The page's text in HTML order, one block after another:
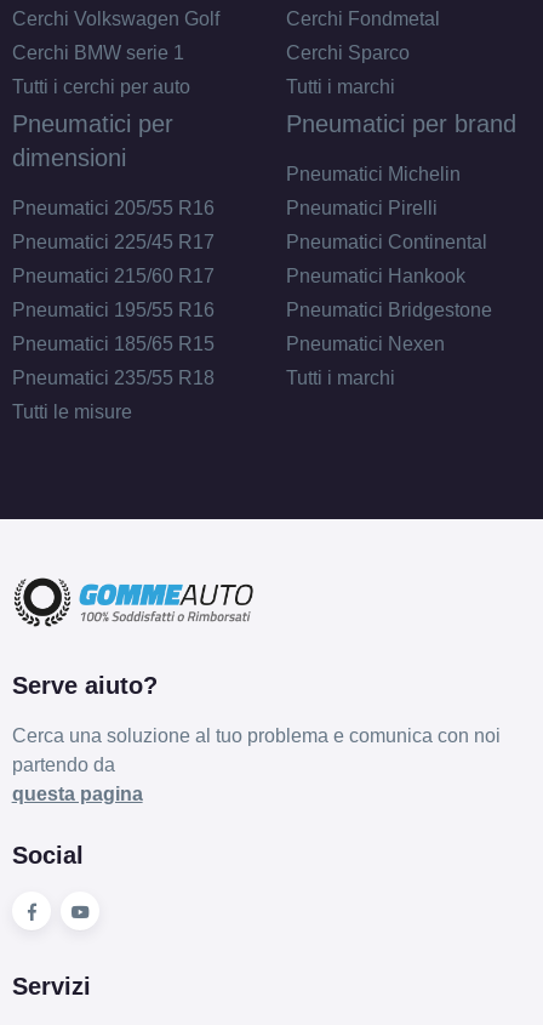
Cerchi Volkswagen Golf
Cerchi BMW serie 1
Tutti i cerchi per auto
Cerchi Fondmetal
Cerchi Sparco
Tutti i marchi
Pneumatici per
dimensioni
Pneumatici 205/55 R16
Pneumatici 225/45 R17
Pneumatici 215/60 R17
Pneumatici 195/55 R16
Pneumatici 185/65 R15
Pneumatici 235/55 R18
Tutti le misure
Pneumatici per brand
Pneumatici Michelin
Pneumatici Pirelli
Pneumatici Continental
Pneumatici Hankook
Pneumatici Bridgestone
Pneumatici Nexen
Tutti i marchi
Serve aiuto?
Cerca una soluzione al tuo problema e comunica con noi
partendo da
questa pagina
Social
Servizi